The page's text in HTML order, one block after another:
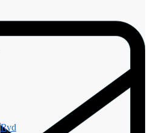
Ryd